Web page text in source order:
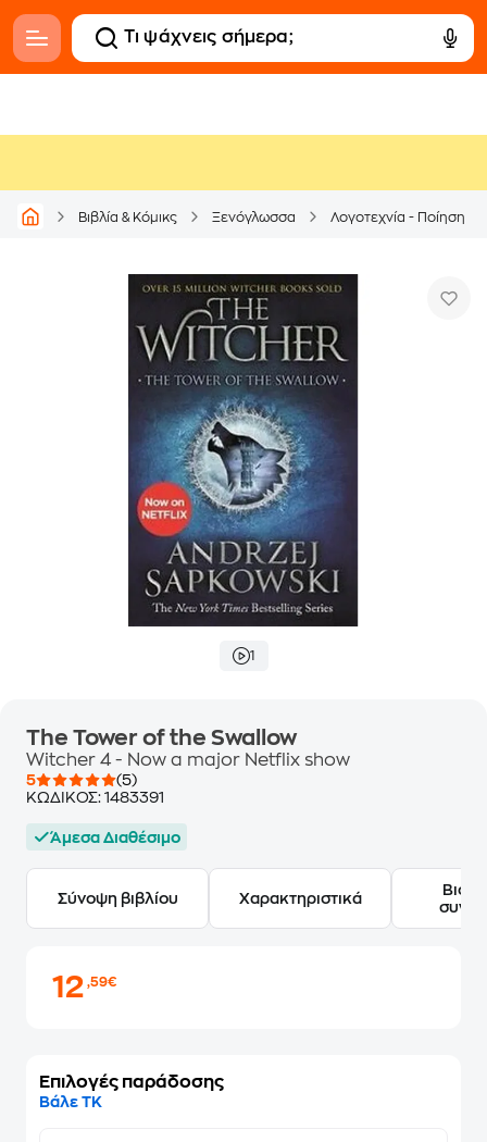
Βιβλία & Κόμικς Ξενόγλωσσα Λογοτεχνία - Ποίηση
1
The Tower of the Swallow
Witcher 4 - Now a major Netflix show
5
(5)
ΚΩΔΙΚΟΣ: 1483391
Άμεσα Διαθέσιμο
Σύνοψη βιβλίου Χαρακτηριστικά
12,59€
Επιλογές παράδοσης
Βάλε ΤΚ